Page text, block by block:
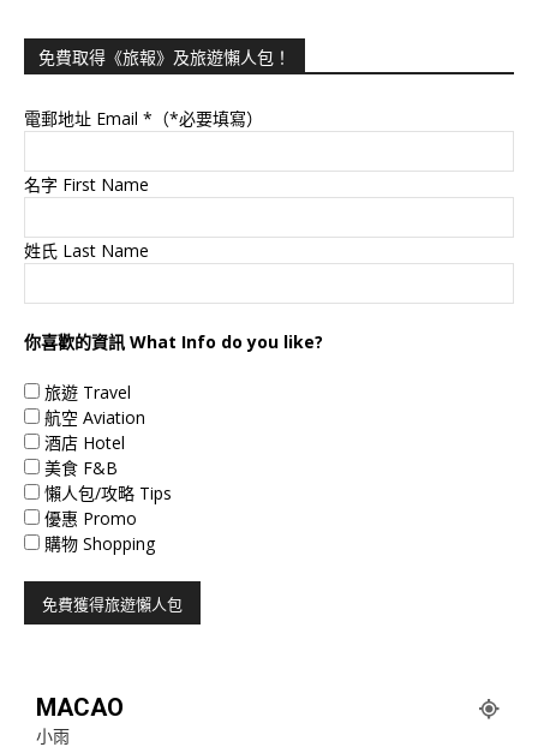
免費取得《旅報》及旅遊懶人包！
電郵地址 Email *（*必要填寫）
名字 First Name
姓氏 Last Name
你喜歡的資訊 What Info do you like?
旅遊 Travel
航空 Aviation
酒店 Hotel
美食 F&B
懶人包/攻略 Tips
優惠 Promo
購物 Shopping
MACAO
小雨